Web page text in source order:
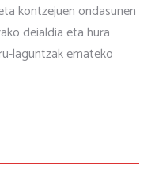
kontzejuen ondasunen
deialdia eta hura
laguntzak emateko